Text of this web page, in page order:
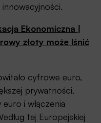
Ekonomiczna |
złoty może lśnić
cyfrowe euro,
prywatności,
i włączenia
tej Europejskiej